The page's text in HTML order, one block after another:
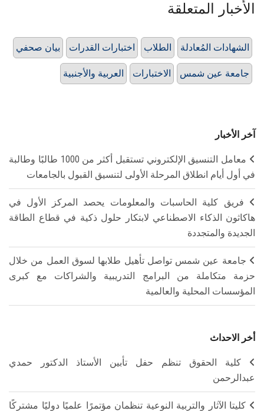
الأخبار المتعلقة
بيان صحفي اختبارات القدرات الطلاب الشهادات المُعادلة
العربية والأجنبية الاختبارات جامعة عين شمس
آخر الأخبار
معامل التنسيق الإلكتروني تستقبل أكثر من 1000 طالبًا وطالبة
في أول أيام انطلاق المرحلة الأولى لتنسيق القبول بالجامعات
فريق كلية الحاسبات والمعلومات يحصد المركز الأول في
هاكاثون الذكاء الاصطناعي لابتكار حلول ذكية في قطاع الطاقة
الجديدة والمتجددة
جامعة عين شمس تواصل تأهيل طلابها لسوق العمل من خلال
حزمة متكاملة من البرامج التدريبية والشراكات مع كبرى
المؤسسات المحلية والعالمية
أخر الاحداث
كلية الحقوق تنظم حفل تأبين الأستاذ الدكتور حمدي
عبدالرحمن
كليتا الآثار والتربية النوعية تنظمان مؤتمرًا علميًا دوليًا مشتركًا